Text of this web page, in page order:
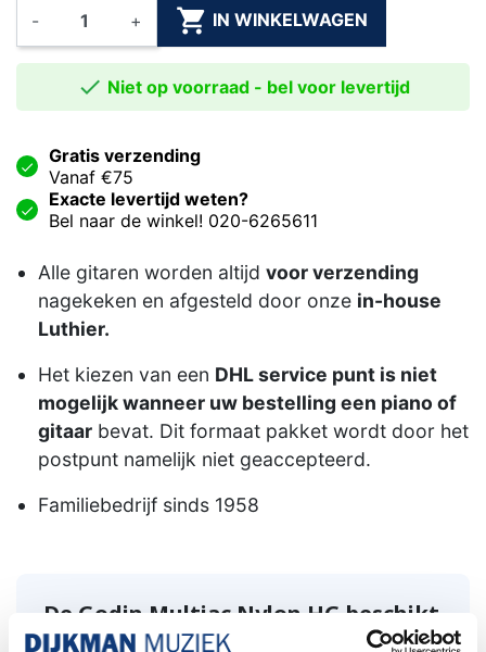
- +  IN WINKELWAGEN
 Niet op voorraad - bel voor levertijd
Gratis verzending
Vanaf €75
Exacte levertijd weten?
Bel naar de winkel! 020-6265611
Alle gitaren worden altijd voor verzending
nagekeken en afgesteld door onze in-house
Luthier.
Het kiezen van een DHL service punt is niet
mogelijk wanneer uw bestelling een piano of
gitaar bevat. Dit formaat pakket wordt door het
postpunt namelijk niet geaccepteerd.
Familiebedrijf sinds 1958
De Godin Multiac Nylon HG beschikt
over state-of-the-art on-board